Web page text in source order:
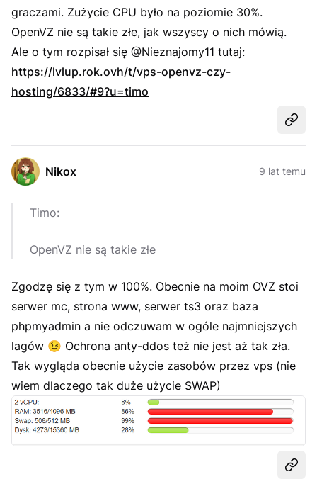
graczami. Zużycie CPU było na poziomie 30%.
OpenVZ nie są takie złe, jak wszyscy o nich mówią.
Ale o tym rozpisał się @Nieznajomy11 tutaj:
https://lvlup.rok.ovh/t/vps-openvz-czy-
hosting/6833/#9?u=timo
Nikox 9 lat temu
Timo:
OpenVZ nie są takie złe
Zgodzę się z tym w 100%. Obecnie na moim OVZ stoi
serwer mc, strona www, serwer ts3 oraz baza
phpmyadmin a nie odczuwam w ogóle najmniejszych
lagów 😉 Ochrona anty-ddos też nie jest aż tak zła.
Tak wygląda obecnie użycie zasobów przez vps (nie
wiem dlaczego tak duże użycie SWAP)